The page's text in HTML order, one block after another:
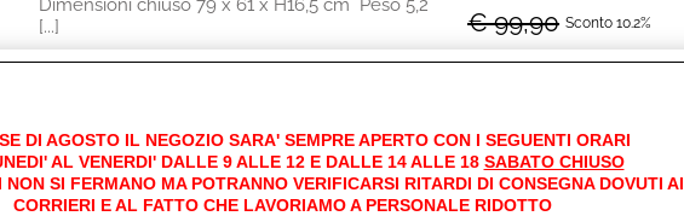
Dimensioni chiuso 79 x 61 x H16,5 cm Peso 5,2
[...]
€ 99,90 Sconto 10.2%
€89,70
LETTINO DA SOLE MALIBU HIGH 0410010N.C06
DI AGOSTO IL NEGOZIO SARA' SEMPRE APERTO CON I SEGUENTI ORARI
AL VENERDI' DALLE 9 ALLE 12 E DALLE 14 ALLE 18 SABATO CHIUSO
NON SI FERMANO MA POTRANNO VERIFICARSI RITARDI DI CONSEGNA DOVUTI AI
CORRIERI E AL FATTO CHE LAVORIAMO A PERSONALE RIDOTTO